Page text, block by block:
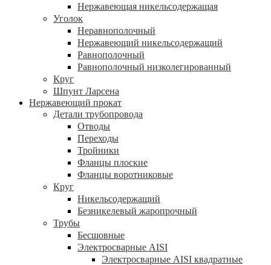
Нержавеющая никельсодержащая
Уголок
Неравнополочный
Нержавеющий никельсодержащий
Равнополочный
Равнополочный низколегированный
Круг
Шпунт Ларсена
Нержавеющий прокат
Детали трубопровода
Отводы
Переходы
Тройники
Фланцы плоские
Фланцы воротниковые
Круг
Никельсодержащий
Безникелевый жаропрочный
Трубы
Бесшовные
Электросварные AISI
Электросварные AISI квадратные